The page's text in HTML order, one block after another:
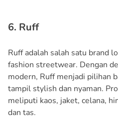
6. Ruff
Ruff adalah salah satu brand
fashion streetwear. Dengan
modern, Ruff menjadi pilihan
tampil stylish dan nyaman.
meliputi kaos, jaket, celana,
dan tas.